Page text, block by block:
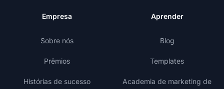
Empresa
Sobre nós
Prêmios
Histórias de sucesso
Aprender
Blog
Templates
Academia de marketing de